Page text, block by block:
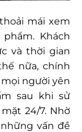
mái xem
Khách
và thời gian
nữa, chính
người yên
sau khi sử
24/7. Nhờ
vấn đề